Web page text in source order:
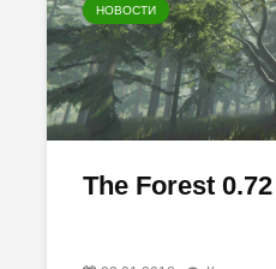
НОВОСТИ
The Forest